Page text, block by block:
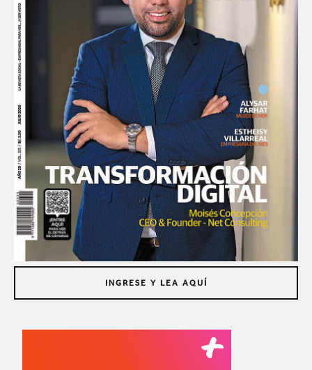
INGRESE Y LEA AQUÍ